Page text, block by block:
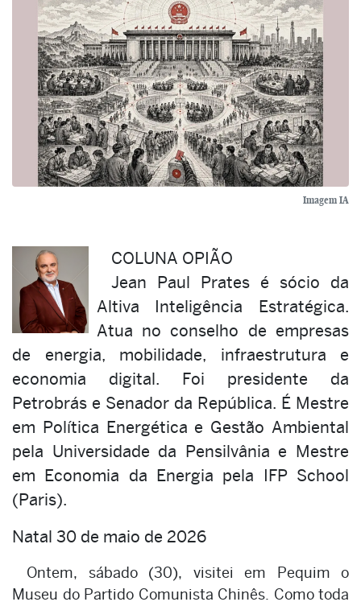
Imagem IA
COLUNA OPIÃO
Jean Paul Prates é sócio da
Altiva Inteligência Estratégica.
Atua no conselho de empresas
de energia, mobilidade, infraestrutura e
economia digital. Foi presidente da
Petrobrás e Senador da República. É Mestre
em Política Energética e Gestão Ambiental
pela Universidade da Pensilvânia e Mestre
em Economia da Energia pela IFP School
(Paris).
Natal 30 de maio de 2026
Ontem, sábado (30), visitei em Pequim o
Museu do Partido Comunista Chinês. Como toda